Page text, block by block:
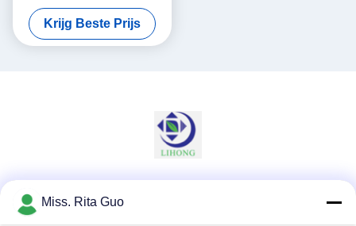
Centrifugaalventilator en
LED-verlichting voor
Verwijdering van
Krijg Beste Prijs
Miss. Rita Guo